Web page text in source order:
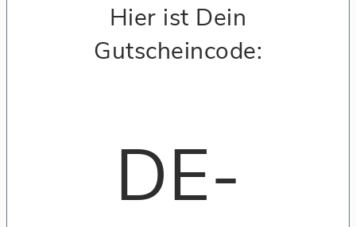
Hier ist Dein
Gutscheincode:
DE-